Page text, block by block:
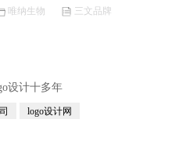
唯纳生物
三文品牌
设计十多年
logo设计网